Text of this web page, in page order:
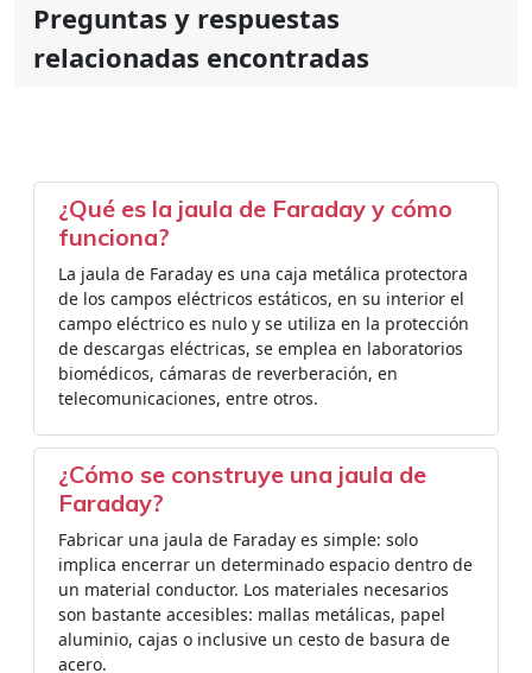
Preguntas y respuestas
relacionadas encontradas
¿Qué es la jaula de Faraday y cómo
funciona?
La jaula de Faraday es una caja metálica protectora
de los campos eléctricos estáticos, en su interior el
campo eléctrico es nulo y se utiliza en la protección
de descargas eléctricas, se emplea en laboratorios
biomédicos, cámaras de reverberación, en
telecomunicaciones, entre otros.
¿Cómo se construye una jaula de
Faraday?
Fabricar una jaula de Faraday es simple: solo
implica encerrar un determinado espacio dentro de
un material conductor. Los materiales necesarios
son bastante accesibles: mallas metálicas, papel
aluminio, cajas o inclusive un cesto de basura de
acero.